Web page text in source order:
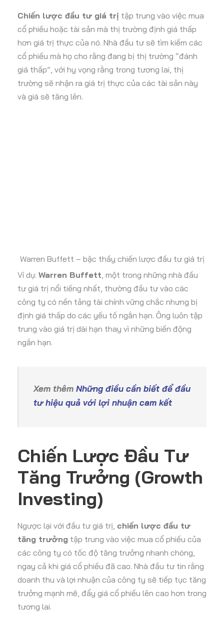
Chiến lược đầu tư giá trị tập trung vào việc mua
cổ phiếu hoặc tài sản mà thị trường định giá thấp
hơn giá trị thực của nó. Nhà đầu tư sẽ tìm kiếm các
cổ phiếu mà họ cho rằng đang bị thị trường “đánh
giá thấp”, với hy vọng rằng trong tương lai, thị
trường sẽ nhận ra giá trị thực của các tài sản này
và giá sẽ tăng lên.
Warren Buffett – bậc thầy chiến lược đầu tư giá trị
Ví dụ: Warren Buffett, một trong những nhà đầu
tư giá trị nổi tiếng nhất, thường đầu tư vào các
công ty có nền tảng tài chính vững chắc nhưng bị
định giá thấp do các yếu tố ngắn hạn. Ông luôn tập
trung vào giá trị dài hạn thay vì những biến động
ngắn hạn.
Xem thêm Những điều cần biết để đầu
tư hiệu quả với lợi nhuận cam kết
Chiến Lược Đầu Tư
Tăng Trưởng (Growth
Investing)
Ngược lại với đầu tư giá trị, chiến lược đầu tư
tăng trưởng tập trung vào việc mua cổ phiếu của
các công ty có tốc độ tăng trưởng nhanh chóng,
ngay cả khi giá cổ phiếu đã cao. Nhà đầu tư tin rằng
doanh thu và lợi nhuận của công ty sẽ tiếp tục tăng
trưởng mạnh mẽ, đẩy giá cổ phiếu lên cao hơn trong
tương lai.